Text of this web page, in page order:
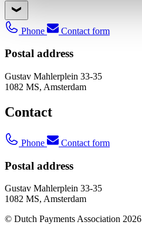
Phone Contact form
Postal address
Gustav Mahlerplein 33-35
1082 MS, Amsterdam
Contact
Phone Contact form
Postal address
Gustav Mahlerplein 33-35
1082 MS, Amsterdam
© Dutch Payments Association 2026